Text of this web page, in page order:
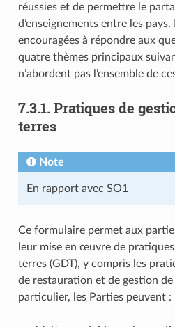
réussies et de permettre le
d’enseignements entre les
encouragées à répondre aux
quatre thèmes principaux
n’abordent pas l’ensemble de
7.3.1. Pratiques de
terres
Note
En rapport avec SO1
Ce formulaire permet aux
leur mise en œuvre de
terres (GDT), y compris les
de restauration et de gestion de
particulier, les Parties peuvent :